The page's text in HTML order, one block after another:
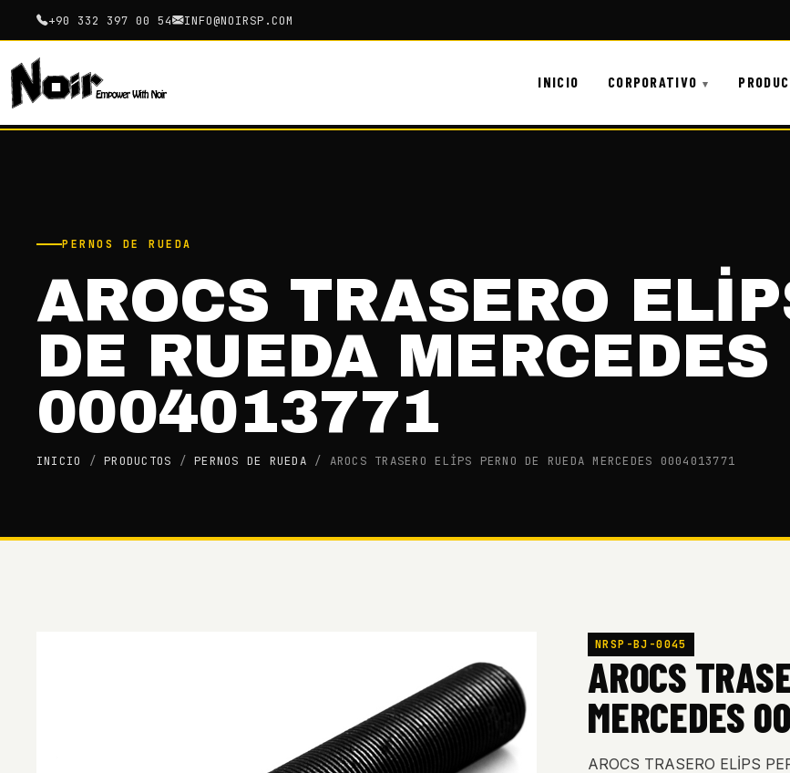
+90 332 397 00 54 INFO@NOIRSP.COM
INICIO CORPORATIVO
PERNOS DE RUEDA
AROCS TRASERO
DE RUEDA MERCEDES
0004013771
INICIO /PRODUCTOS /PERNOS DE RUEDA / AROCS TRASERO ELİPS PERNO DE RUEDA MERCEDES 0004013771
NRSP-BJ-0045
AROCS
MERCEDES
AROCS TRASERO ELİPS